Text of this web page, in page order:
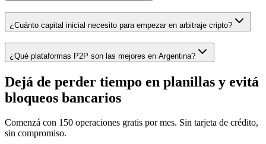
¿Cuánto capital inicial necesito para empezar en arbitraje cripto?
¿Qué plataformas P2P son las mejores en Argentina?
Dejá de perder tiempo en planillas y evitá
bloqueos bancarios
Comenzá con 150 operaciones gratis por mes. Sin tarjeta de crédito,
sin compromiso.